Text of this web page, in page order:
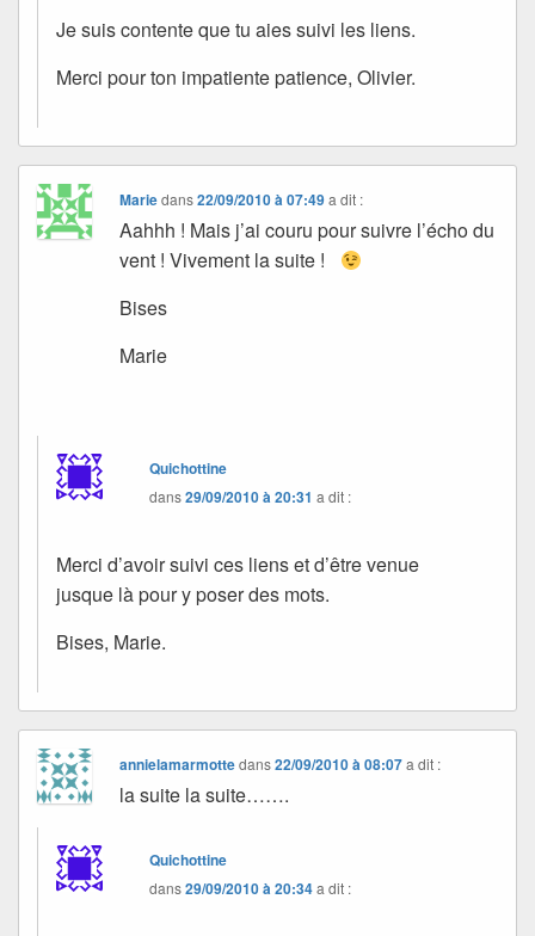
Je suis contente que tu aies suivi les liens.
Merci pour ton impatiente patience, Olivier.
Mariedans22/09/2010 à 07:49 a dit :
Aahhh ! Mais j’ai couru pour suivre l’écho du
vent ! Vivement la suite !
Bises
Marie
Quichottine
dans29/09/2010 à 20:31 a dit :
Merci d’avoir suivi ces liens et d’être venue
jusque là pour y poser des mots.
Bises, Marie.
annielamarmottedans22/09/2010 à 08:07 a dit :
la suite la suite…….
Quichottine
dans29/09/2010 à 20:34a dit :